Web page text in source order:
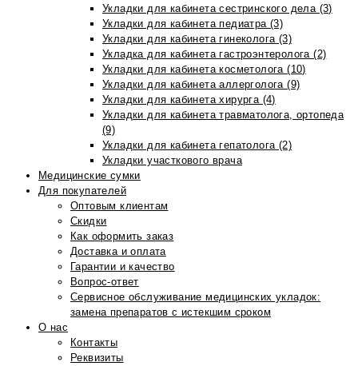
Укладки для кабинета сестринского дела (3)
Укладки для кабинета педиатра (3)
Укладки для кабинета гинеколога (3)
Укладка для кабинета гастроэнтеролога (2)
Укладки для кабинета косметолога (10)
Укладки для кабинета аллерголога (9)
Укладки для кабинета хирурга (4)
Укладки для кабинета травматолога, ортопеда
(9)
Укладки для кабинета гепатолога (2)
Укладки участкового врача
Медицинские сумки
Для покупателей
Оптовым клиентам
Скидки
Как оформить заказ
Доставка и оплата
Гарантии и качество
Вопрос-ответ
Сервисное обслуживание медицинских укладок:
замена препаратов с истекшим сроком
О нас
Контакты
Реквизиты